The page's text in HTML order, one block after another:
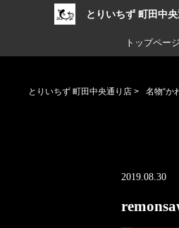
とりいちず 町田中央
トップページ
とりいちず 町田中央通り店 > 名物“か
2019.08.30